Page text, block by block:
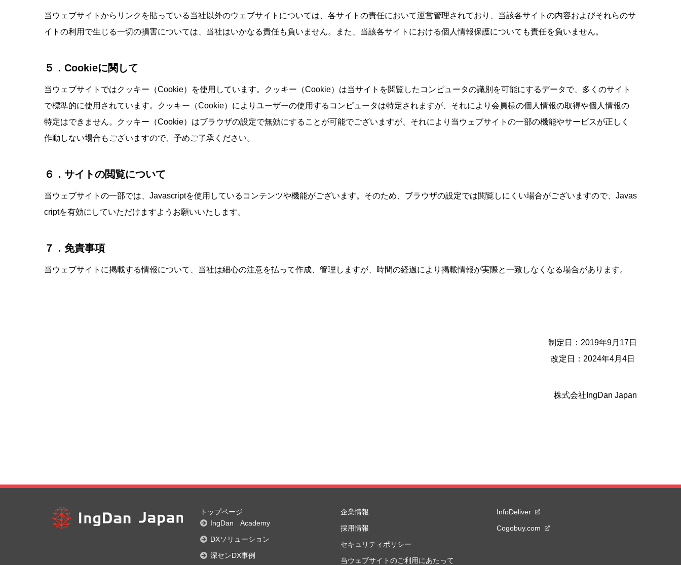
当ウェブサイトからリンクを貼っている当社以外のウェブサイトについては、各サイトの責任において運営管理されており、当該各サイトの内容およびそれらのサ
イトの利用で生じる一切の損害については、当社はいかなる責任も負いません。また、当該各サイトにおける個人情報保護についても責任を負いません。
５．Cookieに関して
当ウェブサイトではクッキー（Cookie）を使用しています。クッキー（Cookie）は当サイトを閲覧したコンピュータの識別を可能にするデータで、多くのサイト
で標準的に使用されています。クッキー（Cookie）によりユーザーの使用するコンピュータは特定されますが、それにより会員様の個人情報の取得や個人情報の
特定はできません。クッキー（Cookie）はブラウザの設定で無効にすることが可能でございますが、それにより当ウェブサイトの一部の機能やサービスが正しく
作動しない場合もございますので、予めご了承ください。
６．サイトの閲覧について
当ウェブサイトの一部では、Javascriptを使用しているコンテンツや機能がございます。そのため、ブラウザの設定では閲覧しにくい場合がございますので、Javas
criptを有効にしていただけますようお願いいたします。
７．免責事項
当ウェブサイトに掲載する情報について、当社は細心の注意を払って作成、管理しますが、時間の経過により掲載情報が実際と一致しなくなる場合があります。
制定日：2019年9月17日
改定日：2024年4月4日
株式会社IngDan Japan
トップページ
IngDan Academy
DXソリューション
深センDX事例
企業情報
採用情報
セキュリティポリシー
当ウェブサイトのご利用にあたって
InfoDeliver
Cogobuy.com